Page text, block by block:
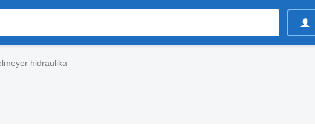
hidraulika